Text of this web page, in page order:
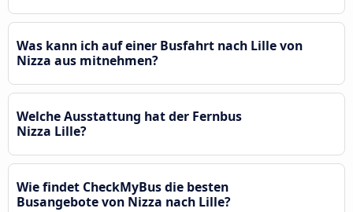
Was kann ich auf einer Busfahrt nach Lille von
Nizza aus mitnehmen?
Welche Ausstattung hat der Fernbus
Nizza Lille?
Wie findet CheckMyBus die besten
Busangebote von Nizza nach Lille?